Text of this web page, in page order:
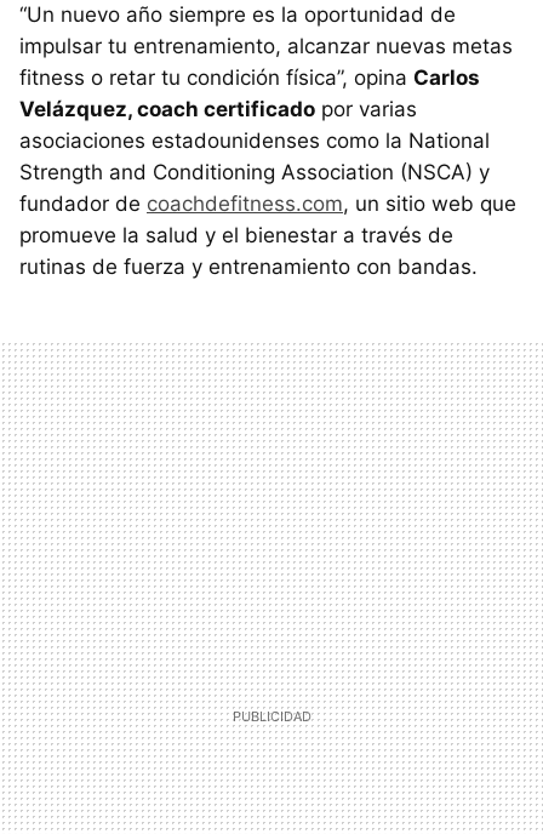
“Un nuevo año siempre es la oportunidad de
impulsar tu entrenamiento, alcanzar nuevas metas
fitness o retar tu condición física”, opina Carlos
Velázquez, coach certificado por varias
asociaciones estadounidenses como la National
Strength and Conditioning Association (NSCA) y
fundador de coachdefitness.com, un sitio web que
promueve la salud y el bienestar a través de
rutinas de fuerza y entrenamiento con bandas.